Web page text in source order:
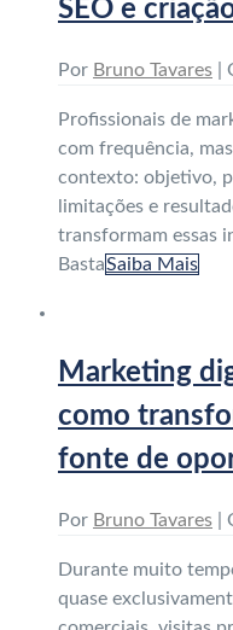
SEO e
Por Bruno Tavares
Profissionais de
com frequência,
contexto: objetivo,
limitações e
transformam essas
BastaSaiba Mais
Marketing
como
fonte de
Por Bruno Tavares
Durante muito
quase